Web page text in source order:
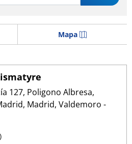
Mapa
127, Poligono Albresa,
Madrid, Valdemoro -